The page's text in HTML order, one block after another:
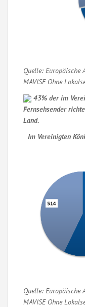
Quelle:
MAVISE Ohne
43% der im
Fernsehsender
Land.
Im Vereinigten
Quelle:
MAVISE Ohne